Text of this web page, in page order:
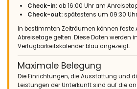
Check-in: ab 16:00 Uhr am
Check-out:spätestens um 09:30
In bestimmten Zeiträumen können feste
Abreisetage gelten. Diese Daten werden
Verfügbarkeitskalender blau angezeigt.
Maximale Belegung
Die Einrichtungen, die Ausstattung und
Leistungen der Unterkunft sind auf die